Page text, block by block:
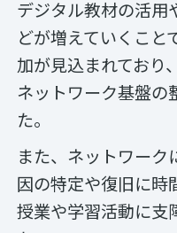
デジタル教材の活用
どが増えていくこと
加が見込まれており
ネットワーク基盤の
た。
また、ネットワー
因の特定や復旧に時
授業や学習活動に支